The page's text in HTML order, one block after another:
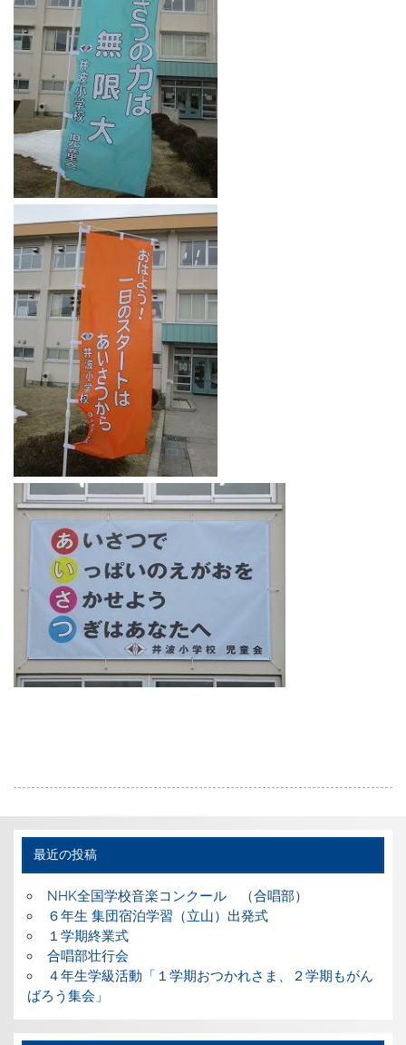
最近の投稿
NHK全国学校音楽コンクール （合唱部）
６年生 集団宿泊学習（立山）出発式
１学期終業式
合唱部壮行会
４年生学級活動「１学期おつかれさま、２学期もがん
ばろう集会」